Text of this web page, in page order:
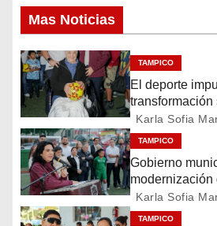
v
e
g
a
c
i
ó
Mas Noticias
TAMPICO
El deporte
transformación
Karla Sofia
TAMPICO
Gobierno
modernización
deportivos en
Karla Sofia
TAMPICO